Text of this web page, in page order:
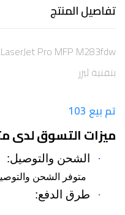
تفاصيل المنتج
بتقنية ليزر
تم بيع 103
ميزات التسوق لدى
· الشحن والتوصيل:
متوفر الشحن
· طرق الدفع: